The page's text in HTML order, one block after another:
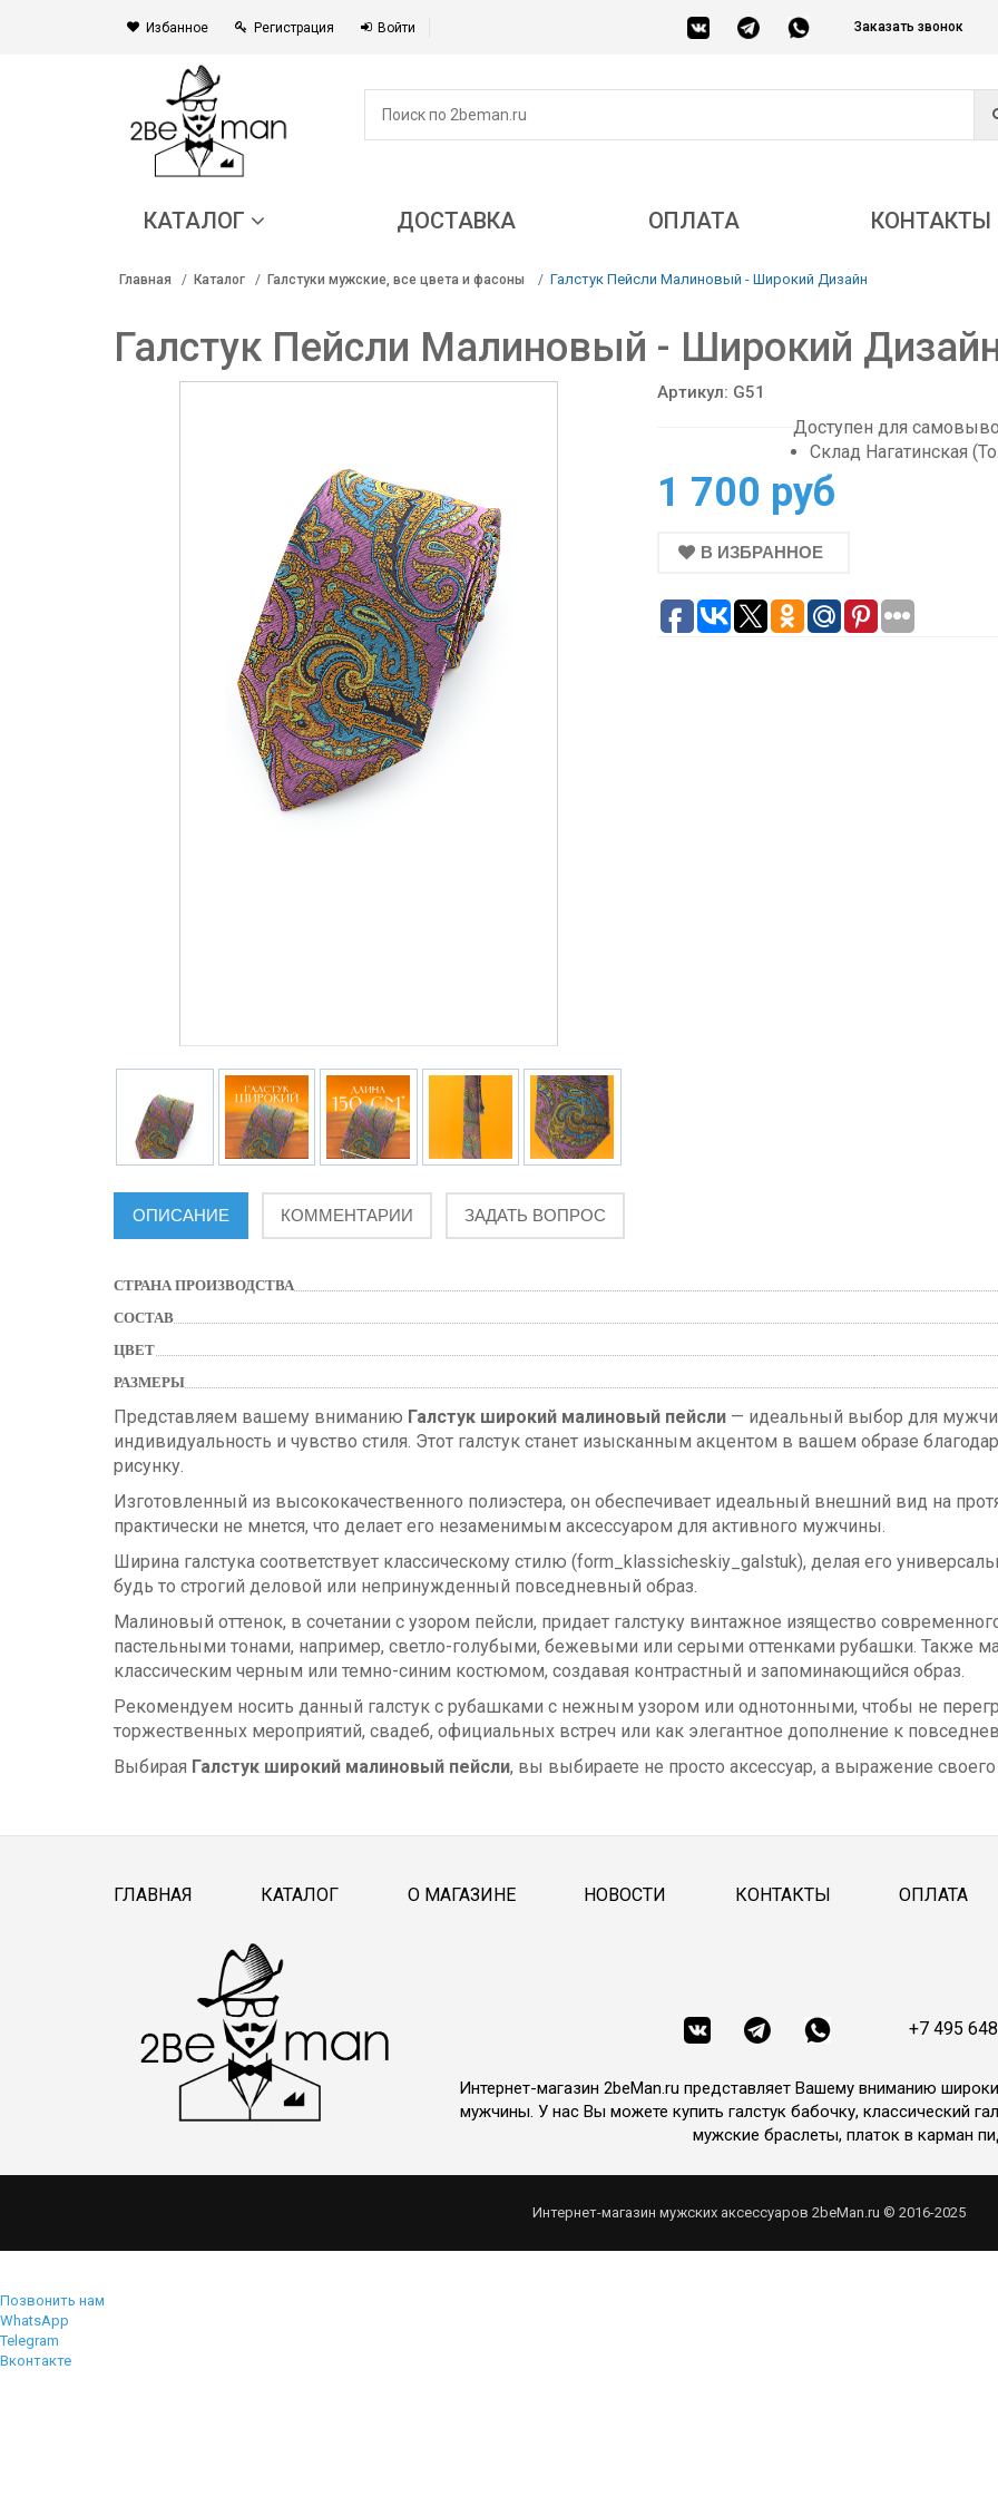
Избанное Регистрация Войти Заказать звонок
КАТАЛОГ ДОСТАВКА ОПЛАТА КОНТАКТЫ
Главная Каталог Галстуки мужские, все цвета и фасоны Галстук Пейсли Малиновый - Широкий Дизайн
Галстук Пейсли Малиновый - Широкий
Артикул: G51
Доступен для
Склад Нагатинская
1 700 руб
В ИЗБРАННОЕ
ОПИСАНИЕ КОММЕНТАРИИ ЗАДАТЬ ВОПРОС
СТРАНА ПРОИЗВОДСТВА
СОСТАВ
ЦВЕТ
РАЗМЕРЫ
Представляем вашему вниманию Галстук широкий малиновый пейсли — идеальный выбор для
индивидуальность и чувство стиля. Этот галстук станет изысканным акцентом в вашем образе
рисунку.
Изготовленный из высококачественного полиэстера, он обеспечивает идеальный внешний вид на
практически не мнется, что делает его незаменимым аксессуаром для активного мужчины.
Ширина галстука соответствует классическому стилю (form_klassicheskiy_galstuk), делая его
будь то строгий деловой или непринужденный повседневный образ.
Малиновый оттенок, в сочетании с узором пейсли, придает галстуку винтажное изящество
пастельными тонами, например, светло-голубыми, бежевыми или серыми оттенками рубашки. Также
классическим черным или темно-синим костюмом, создавая контрастный и запоминающийся образ.
Рекомендуем носить данный галстук с рубашками с нежным узором или однотонными, чтобы не
торжественных мероприятий, свадеб, официальных встреч или как элегантное дополнение к
Выбирая Галстук широкий малиновый пейсли, вы выбираете не просто аксессуар, а выражение своего
ГЛАВНАЯ КАТАЛОГ О МАГАЗИНЕ НОВОСТИ КОНТАКТЫ ОПЛАТА
+7 495
Интернет-магазин 2beMan.ru представляет Вашему вниманию
мужчины. У нас Вы можете купить галстук бабочку, классический
мужские браслеты, платок в карман
Интернет-магазин мужских аксессуаров 2beMan.ru © 2016-2025
Позвонить нам
WhatsApp
Telegram
Вконтакте